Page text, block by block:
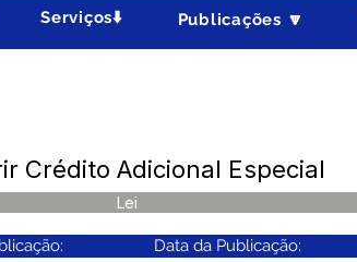
Serviços⬇️ Publicações 🔽
Crédito Adicional Especial
Lei
Data da Publicação: